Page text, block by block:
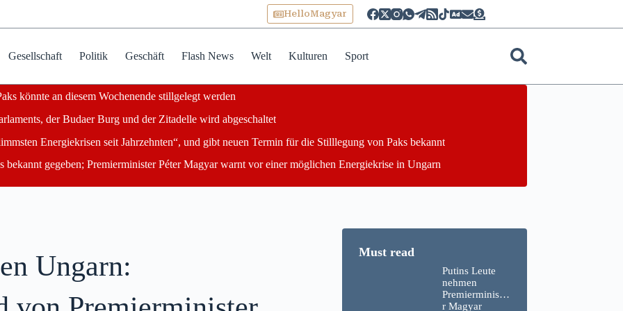
HelloMagyar
Gesellschaft Politik Geschäft Flash News Welt Kulturen Sport
könnte an diesem Wochenende stillgelegt werden
der Budaer Burg und der Zitadelle wird abgeschaltet
Energiekrisen seit Jahrzehnten“, und gibt neuen Termin für die Stilllegung von Paks bekannt
gegeben; Premierminister Péter Magyar warnt vor einer möglichen Energiekrise in Ungarn
Ungarn:
Putins Leute
nehmen
Premierministe
r Magyar